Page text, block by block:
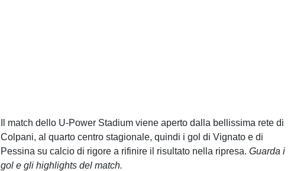
Il match dello U-Power Stadium viene aperto dalla bellissima rete di
Colpani, al quarto centro stagionale, quindi i gol di Vignato e di
Pessina su calcio di rigore a rifinire il risultato nella ripresa.Guarda i
gol e gli highlights del match.